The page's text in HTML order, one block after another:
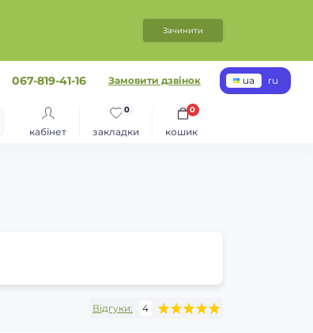
Зачинити
067-819-41-16 Замовити дзвінок ua ru
кабінет закладки
0
кошик
0
Відгуки: 4